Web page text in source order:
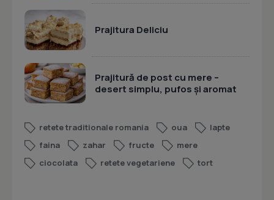
Prajitura Deliciu
Prajitură de post cu mere –
desert simplu, pufos și aromat
retete traditionale romania oua
lapte
faina
zahar fructe
mere
ciocolata
retete vegetariene tort